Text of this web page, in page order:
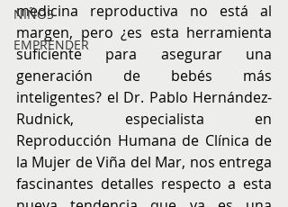
NIÑOS
EMPRENDER
medicina reproductiva no está al
margen, pero ¿es esta herramienta
suficiente para asegurar una
generación de bebés más
inteligentes? el Dr. Pablo Hernández-
Rudnick, especialista en
Reproducción Humana de Clínica de
la Mujer de Viña del Mar, nos entrega
fascinantes detalles respecto a esta